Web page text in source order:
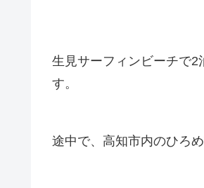
生見サーフィンビーチで
す。
途中で、高知市内のひろ